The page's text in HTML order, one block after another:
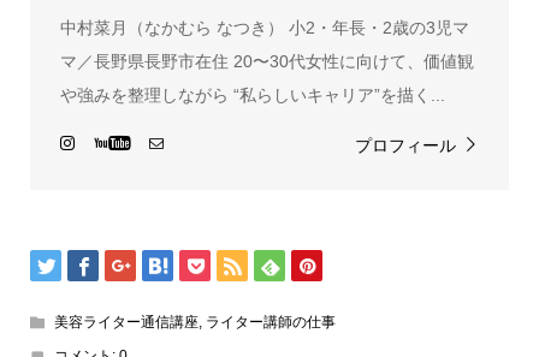
中村菜月（なかむら なつき） 小2・年長・2歳の3児マ
マ／長野県長野市在住 20〜30代女性に向けて、価値観
や強みを整理しながら “私らしいキャリア”を描く...
プロフィール
美容ライター通信講座, ライター講師の仕事